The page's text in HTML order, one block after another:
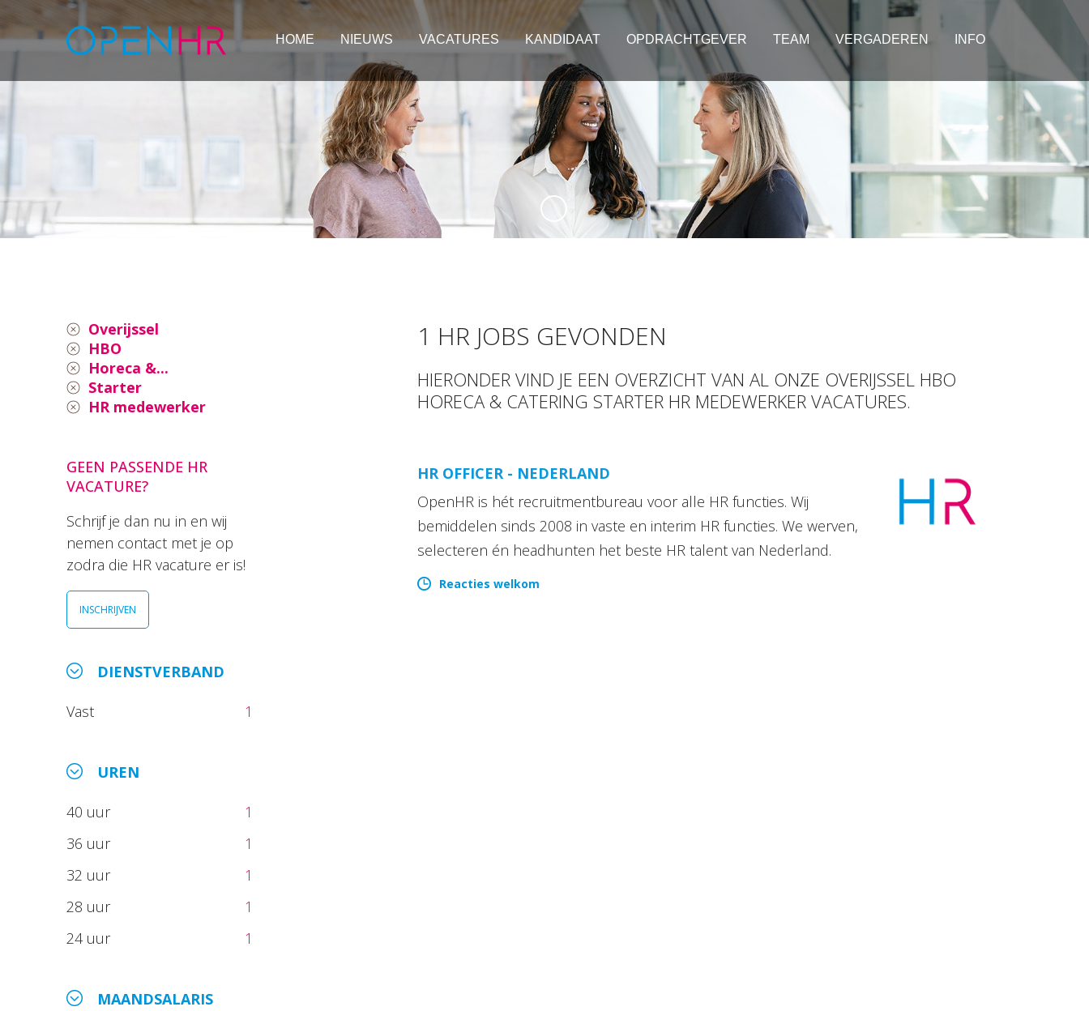
HOME NIEUWS VACATURES KANDIDAAT OPDRACHTGEVER TEAM VERGADEREN INFO
Overijssel
HBO
Horeca &...
Starter
HR medewerker
GEEN PASSENDE HR
VACATURE?
Schrijf je dan nu in en wij
nemen contact met je op
zodra die HR vacature er is!
INSCHRIJVEN
DIENSTVERBAND
Vast 1
UREN
40 uur
1
36 uur
1
32 uur
1
28 uur
1
24 uur
1
MAANDSALARIS
1 HR JOBS GEVONDEN
HIERONDER VIND JE EEN OVERZICHT VAN AL ONZE OVERIJSSEL HBO
HORECA & CATERING STARTER HR MEDEWERKER VACATURES.
HR OFFICER - NEDERLAND
OpenHR is hét recruitmentbureau voor alle HR functies. Wij
bemiddelen sinds 2008 in vaste en interim HR functies. We werven,
selecteren én headhunten het beste HR talent van Nederland.
Reacties welkom